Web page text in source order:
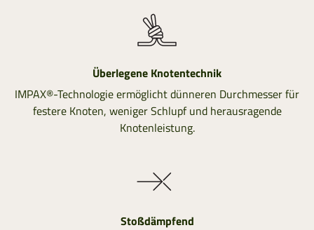
Überlegene Knotentechnik
IMPAX®-Technologie ermöglicht dünneren Durchmesser für
festere Knoten, weniger Schlupf und herausragende
Knotenleistung.
Stoßdämpfend